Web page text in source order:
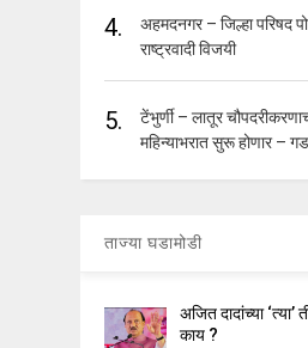
4.
अहमदनगर – जिल्हा परिषद
राष्ट्रवादी विजयी
5.
टेंभुर्णी – लातूर
महिन्याभरात सुरू होणार –
ताज्या घडामोडी
अजित दादांच्या ‘त्या’
काय ?